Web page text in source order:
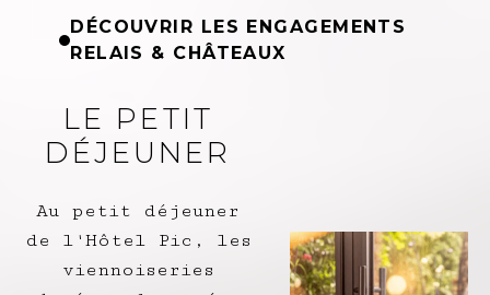
DÉCOUVRIR LES ENGAGEMENTS
RELAIS & CHÂTEAUX
LE PETIT
DÉJEUNER
Au petit déjeuner
de l'Hôtel Pic, les
viennoiseries